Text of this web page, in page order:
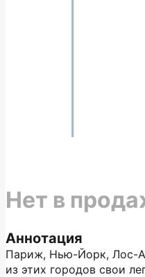
Аннотация
Париж, Нью-Йорк, Лос-
из этих городов свои
Нет в